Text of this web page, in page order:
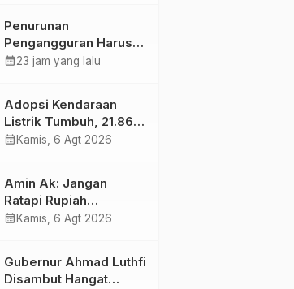
Penurunan
Pengangguran Harus
Diikuti Peningkatan
calendar_month23 jam yang lalu
Adopsi Kendaraan
Listrik Tumbuh, 21.865
Pelanggan Baru
pada Semester I 2026
calendar_month Kamis, 6 Agt 2026
Amin Ak: Jangan
Ratapi Rupiah
Melemah, Perkuat
calendar_month Kamis, 6 Agt 2026
Gubernur Ahmad Luthfi
Disambut Hangat